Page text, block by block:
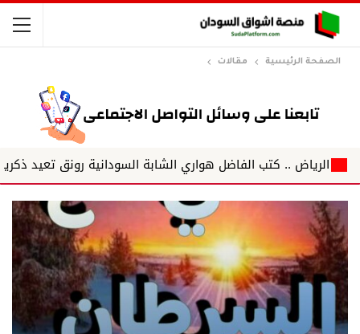
الصفحة الرئيسية مقالات
الفاضل هواري الشابة السودانية رونق تعيد ذكريات دكان ود